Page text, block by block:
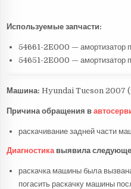
Используемые запчасти:
54661-2E000 — амортизатор
54651-2E000 — амортизатор
Машина: Hyundai Tucson 2007
Причина обращения в
раскачивание задней части
Диагностика выявила
раскачка машины была
погасить раскачку машины